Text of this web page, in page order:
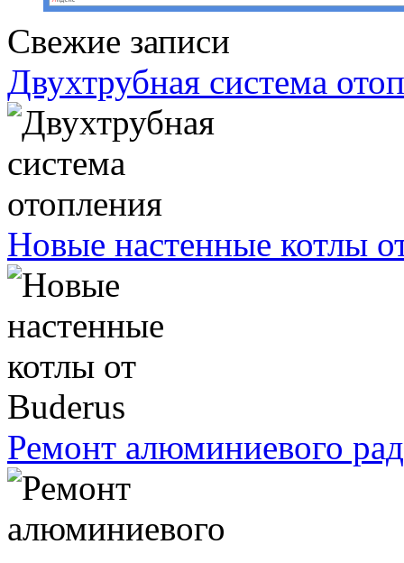
Свежие записи
Двухтрубная система
Новые настенные котлы
Ремонт алюминиевого